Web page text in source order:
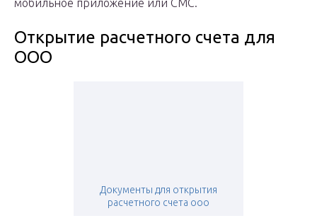
мобильное приложение или СМС.
Открытие расчетного счета для
ООО
Документы для открытия
расчетного счета ооо